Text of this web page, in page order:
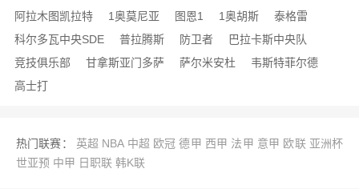
阿拉木图凯拉特
1奥莫尼亚 图恩1 1奥胡斯
泰格雷
科尔多瓦中央SDE
普拉腾斯 防卫者
巴拉卡斯中央队
竞技俱乐部
甘拿斯亚门多萨 萨尔米安杜
韦斯特菲尔德
高士打
热门联赛： 英超 NBA 中超 欧冠 德甲 西甲 法甲 意甲 欧联 亚洲杯
世亚预 中甲 日职联 韩K联